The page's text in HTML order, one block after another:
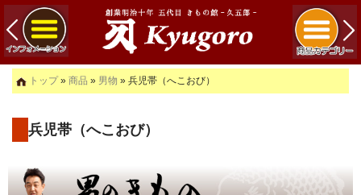
トップ» 商品 » 男物 » 兵児帯（へこおび）
兵児帯（へこおび）